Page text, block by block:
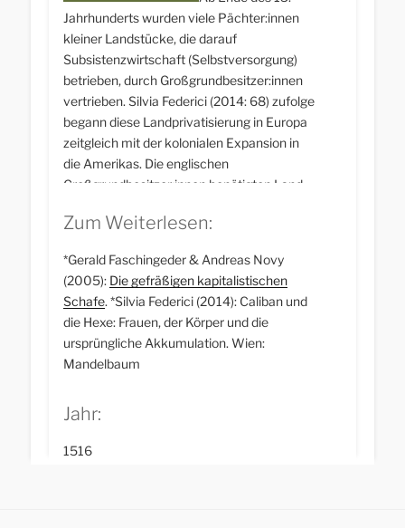
Jahrhunderts wurden viele Pächter:innen
kleiner Landstücke, die darauf
Subsistenzwirtschaft (Selbstversorgung)
betrieben, durch Großgrundbesitzer:innen
vertrieben. Silvia Federici (2014: 68) zufolge
begann diese Landprivatisierung in Europa
zeitgleich mit der kolonialen Expansion in
die Amerikas. Die englischen
Großgrundbesitzer:innen benötigten Land
in Flandern/Belgien mehr Wolle (deren
können. Landflucht und Verarmung waren
die Folgen.
Zum Weiterlesen:
*Gerald Faschingeder & Andreas Novy
(2005): Die gefräßigen kapitalistischen
Schafe. *Silvia Federici (2014): Caliban und
die Hexe: Frauen, der Körper und die
ursprüngliche Akkumulation. Wien:
Mandelbaum
Jahr:
1516